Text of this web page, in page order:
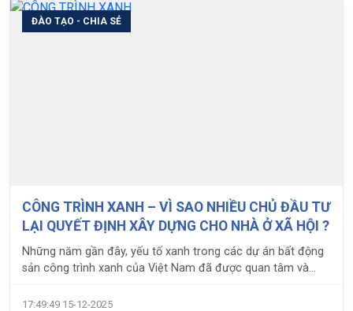
ĐÀO TẠO - CHIA SẺ
CÔNG TRÌNH XANH – VÌ SAO NHIỀU CHỦ ĐẦU TƯ
LẠI QUYẾT ĐỊNH XÂY DỰNG CHO NHÀ Ở XÃ HỘI ?
Những năm gần đây, yếu tố xanh trong các dự án bất động
sản công trình xanh của Việt Nam đã được quan tâm và
động xấu tới môi trường, các công trình xanh còn đem đến
17:49:49 15-12-2025